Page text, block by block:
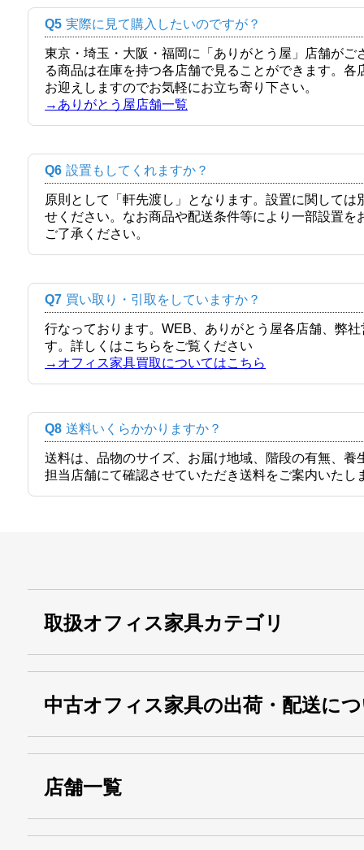
Q5 実際に見て購入したいのですが？
東京・埼玉・大阪・福岡に「ありがとう屋」店舗が
る商品は在庫を持つ各店舗で見ることができます。
お迎えしますのでお気軽にお立ち寄り下さい。
→ありがとう屋店舗一覧
Q6 設置もしてくれますか？
原則として「軒先渡し」となります。設置に関して
せください。なお商品や配送条件等により一部設置
ご了承ください。
Q7 買い取り・引取をしていますか？
行なっております。WEB、ありがとう屋各店舗、弊
す。詳しくはこちらをご覧ください
→オフィス家具買取についてはこちら
Q8 送料いくらかかりますか？
送料は、品物のサイズ、お届け地域、階段の有無、
担当店舗にて確認させていただき送料をご案内いたし
取扱オフィス家具カテゴリ
中古オフィス家具の出荷・配送に
店舗一覧